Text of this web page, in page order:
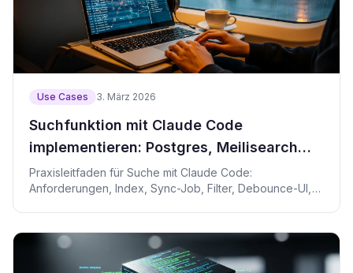
Use Cases 3. März 2026
Suchfunktion mit Claude Code
implementieren: Postgres, Meilisearch
und Algolia
Praxisleitfaden für Suche mit Claude Code:
Anforderungen, Index, Sync-Job, Filter, Debounce-UI,